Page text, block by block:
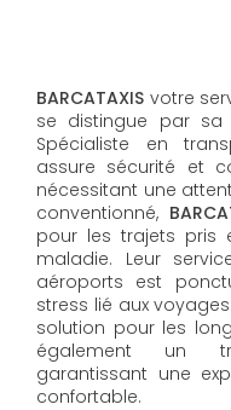
BARCATAXIS votre
se distingue par sa
Spécialiste en
assure sécurité et
nécessitant une
conventionné,
pour les trajets pris
maladie. Leur
aéroports est
stress lié aux
solution pour les
également un
garantissant une
confortable.